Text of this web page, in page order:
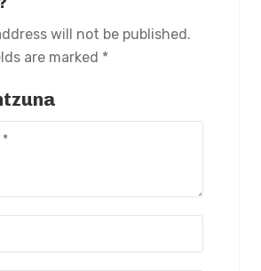
will not be published.
are marked *